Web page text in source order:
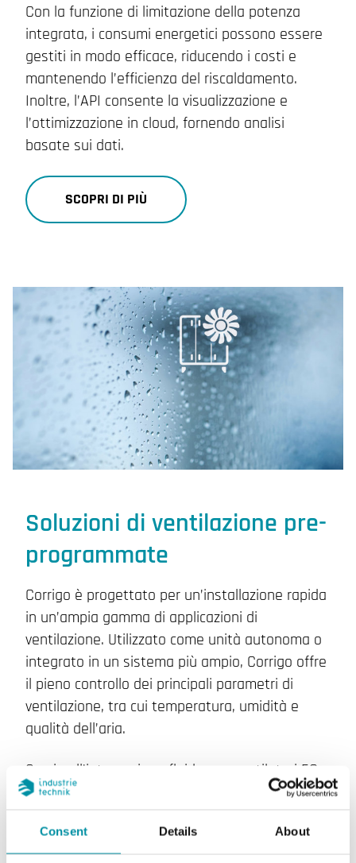
Consent Details About
Con la funzione di limitazione della potenza
integrata, i consumi energetici possono essere
gestiti in modo efficace, riducendo i costi e
mantenendo l’efficienza del riscaldamento.
Inoltre, l’API consente la visualizzazione e
l’ottimizzazione in cloud, fornendo analisi
basate sui dati.
SCOPRI DI PIÙ
Soluzioni di ventilazione pre-
programmate
Corrigo è progettato per un’installazione rapida
in un’ampia gamma di applicazioni di
ventilazione. Utilizzato come unità autonoma o
integrato in un sistema più ampio, Corrigo offre
il pieno controllo dei principali parametri di
ventilazione, tra cui temperatura, umidità e
qualità dell’aria.
Grazie all’integrazione fluida con ventilatori EC,
inverter di frequenza e attuatori per serrande,
Corrigo garantisce un’elevata connettività – una